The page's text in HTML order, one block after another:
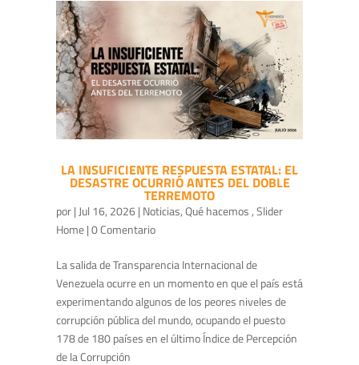
LA INSUFICIENTE RESPUESTA ESTATAL: EL
DESASTRE OCURRIÓ ANTES DEL DOBLE
TERREMOTO
por| Jul 16, 2026| Noticias,Qué hacemos ,Slider
Home| 0 Comentario
La salida de Transparencia Internacional de
Venezuela ocurre en un momento en que el país está
experimentando algunos de los peores niveles de
corrupción pública del mundo, ocupando el puesto
178 de 180 países en el último Índice de Percepción
de la Corrupción